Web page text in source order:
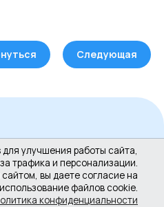
улучшения работы сайта,
трафика и персонализации.
вы даете согласие на
использование файлов cookie.
конфиденциальности
Следующая